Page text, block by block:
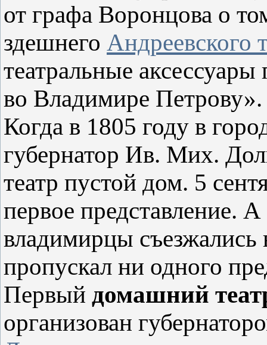
от графа Воронцова о
здешнего Андреевского
театральные
во Владимире Петрову».
Когда в 1805 году в
губернатор Ив. Мих.
театр пустой дом. 5
первое представление.
владимирцы съезжались
пропускал ни одного
Первый домашний
организован